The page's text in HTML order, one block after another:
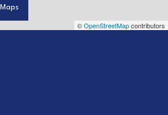
©OpenStreetMapcontributors